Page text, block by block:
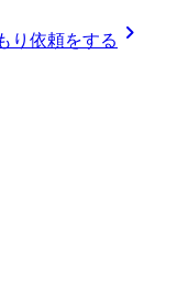
り依頼をする chevron_right